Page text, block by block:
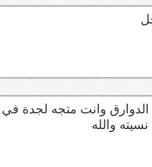
الدوارق وانت متجه لجدة
والله